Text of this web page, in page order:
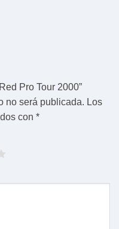
Pro Tour 2000”
no será publicada. Los
con *